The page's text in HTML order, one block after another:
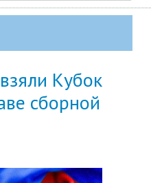
Кубок
сборной